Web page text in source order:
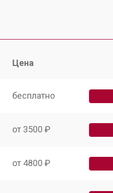
Цена
бесплатно
от 3500 ₽
от 4800 ₽